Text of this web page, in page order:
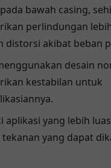
bawah casing,
perlindungan
distorsi akibat beban
desain
kestabilan untuk
aplikasi yang lebih
yang dapat